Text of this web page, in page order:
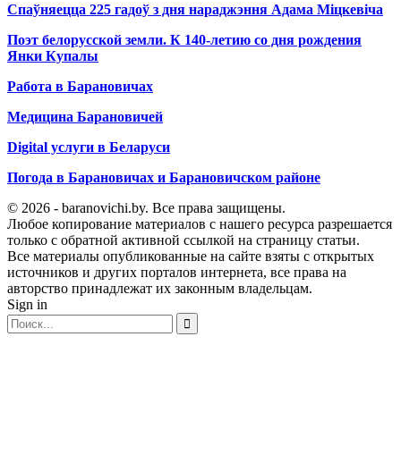
Спаўняецца 225 гадоў з дня нараджэння Адама Міцкевіча
Поэт белорусской земли. К 140-летию со дня рождения
Янки Купалы
Работа в Барановичах
Медицина Барановичей
Digital услуги в Беларуси
Погода в Барановичах и Барановичском районе
© 2026 - baranovichi.by. Все права защищены.
Любое копирование материалов с нашего ресурса разрешается
только с обратной активной ссылкой на страницу статьи.
Все материалы опубликованные на сайте взяты с открытых
источников и других порталов интернета, все права на
авторство принадлежат их законным владельцам.
Sign in